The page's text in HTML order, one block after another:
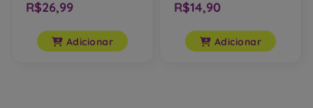
R$26,99
Adicionar
R$14,90
Adicionar